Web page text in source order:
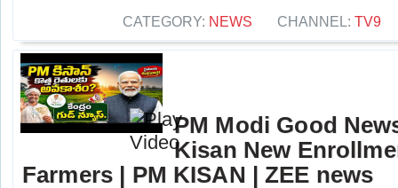
CATEGORY: NEWS CHANNEL: TV9
PM Modi Good
Kisan New
Farmers | PM KISAN | ZEE news